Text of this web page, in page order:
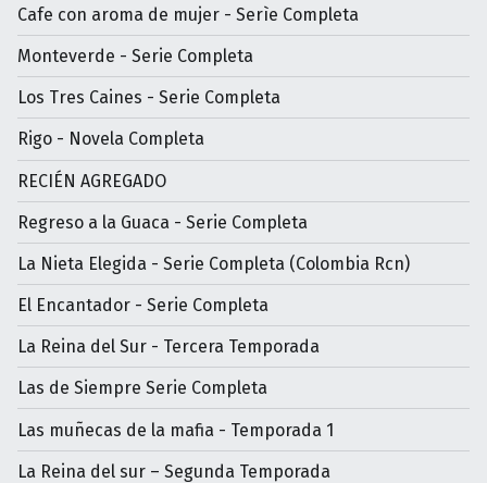
Cafe con aroma de mujer - Serìe Completa
Monteverde - Serie Completa
Los Tres Caines - Serie Completa
Rigo - Novela Completa
RECIÉN AGREGADO
Regreso a la Guaca - Serie Completa
La Nieta Elegida - Serie Completa (Colombia Rcn)
El Encantador - Serie Completa
La Reina del Sur - Tercera Temporada
Las de Siempre Serie Completa
Las muñecas de la mafia - Temporada 1
La Reina del sur – Segunda Temporada